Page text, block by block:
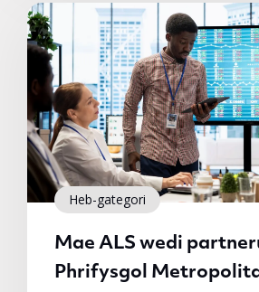
Heb-gategori
Mae ALS wedi
Phrifysgol